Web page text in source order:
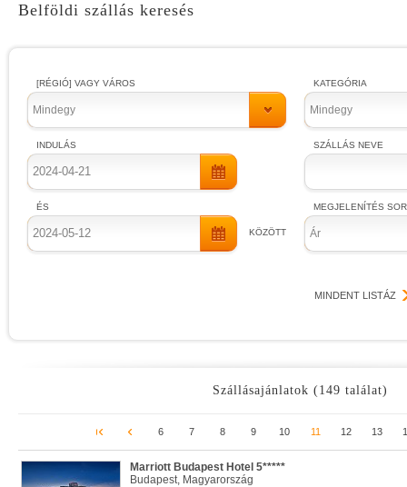
Belföldi szállás keresés
[RÉGIÓ] VAGY VÁROS
Mindegy
INDULÁS
ÉS
KÖZÖTT
KATEGÓRIA
Mindegy
SZÁLLÁS NEVE
MEGJELENÍTÉS
Ár
MINDENT LISTÁZ
Szállásajánlatok (149 találat)
6 7 8 9 10 11 12 13
Marriott Budapest Hotel 5*****
Budapest, Magyarország